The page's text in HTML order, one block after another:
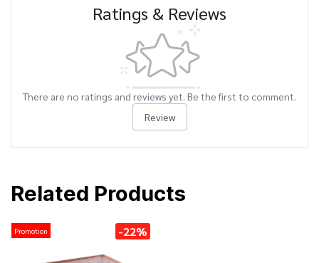
Ratings & Reviews
There are no ratings and reviews yet. Be the first to comment.
Review
Related Products
Promotion -22%